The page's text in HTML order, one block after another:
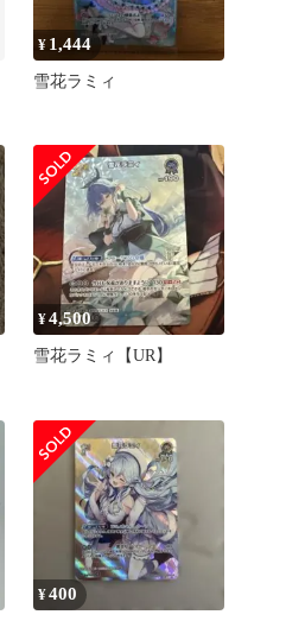
¥ 1,444
雪花ラミィ
¥4,500
雪花ラミィ【UR】
¥400